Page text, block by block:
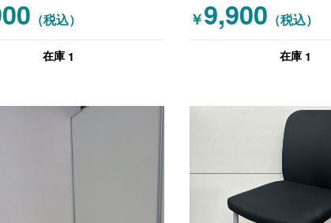
（税込）
在庫 1
￥9,900 （税込）
在庫 1